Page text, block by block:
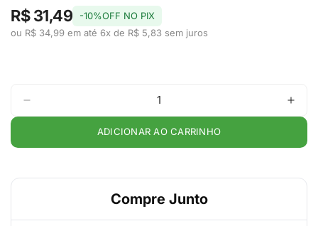
R$ 31,49
-10%OFF NO PIX
ou R$ 34,99 em até 6x de R$ 5,83 sem juros
ADICIONAR AO CARRINHO
Compre Junto